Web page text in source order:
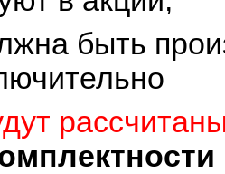
быть